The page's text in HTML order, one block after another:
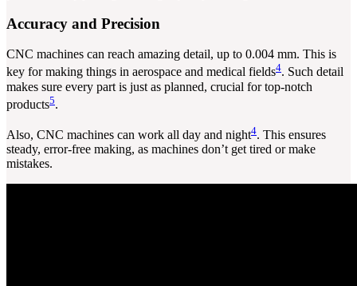
Accuracy and Precision
CNC machines can reach amazing detail, up to 0.004 mm. This is
key for making things in aerospace and medical fields4. Such detail
makes sure every part is just as planned, crucial for top-notch
products5.
Also, CNC machines can work all day and night4. This ensures
steady, error-free making, as machines don’t get tired or make
mistakes.